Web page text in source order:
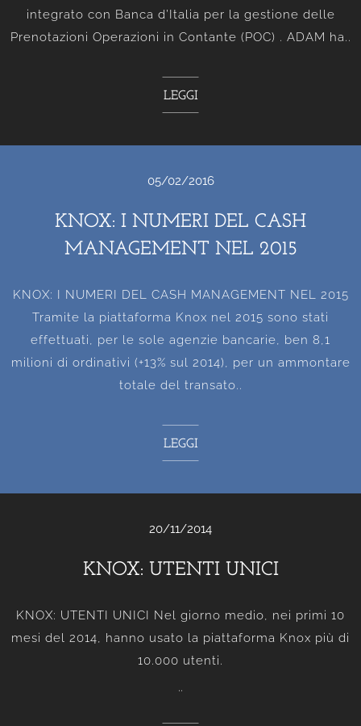
integrato con Banca d’Italia per la gestione delle
Prenotazioni Operazioni in Contante (POC) . ADAM ha..
LEGGI
05/02/2016
KNOX: I NUMERI DEL CASH
MANAGEMENT NEL 2015
KNOX: I NUMERI DEL CASH MANAGEMENT NEL 2015
Tramite la piattaforma Knox nel 2015 sono stati
effettuati, per le sole agenzie bancarie, ben 8,1
milioni di ordinativi (+13% sul 2014), per un ammontare
totale del transato..
LEGGI
20/11/2014
KNOX: UTENTI UNICI
KNOX: UTENTI UNICI Nel giorno medio, nei primi 10
mesi del 2014, hanno usato la piattaforma Knox più di
10.000 utenti.
..